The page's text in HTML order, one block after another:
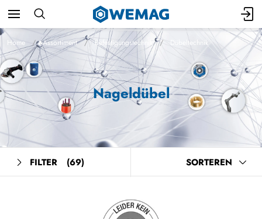
Home Assortiment Befestigungstechnik Dübeltechnik
Nageldübel
FILTER (69) SORTEREN